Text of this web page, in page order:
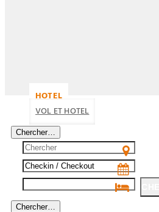
HOTEL
VOL ET HOTEL
Chercher…
Chercher…